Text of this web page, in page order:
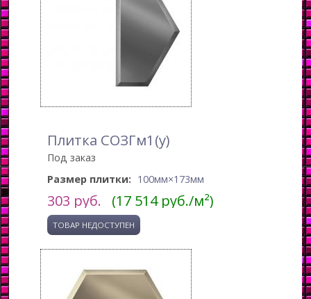
Плитка СОЗГм1(у)
Под заказ
Размер плитки: 100мм×173мм
303 руб. (17 514 руб./м²)